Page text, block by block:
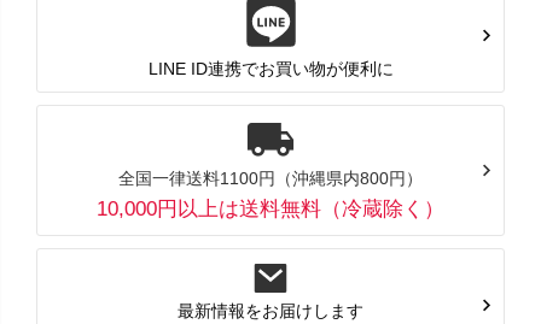
LINE ID連携でお買い物が便利に
全国一律送料1100円（沖縄県内800円）
10,000円以上は送料無料（冷蔵除く）
最新情報をお届けします